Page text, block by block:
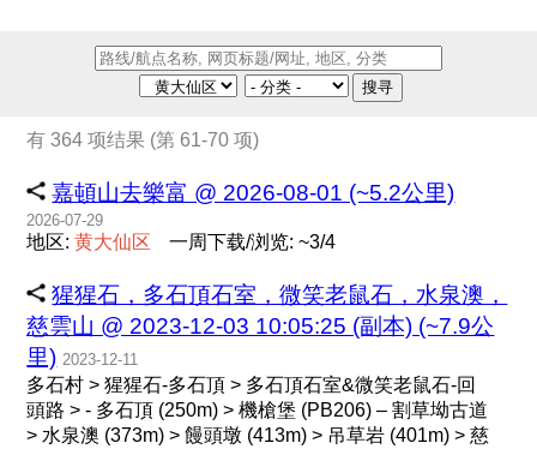
搜寻
有 364 项结果 (第 61-70 项)
嘉頓山去樂富 @ 2026-08-01 (~5.2公里)
2026-07-29
地区:黄大仙区 一周下载/浏览: ~3/4
猩猩石，多石頂石室，微笑老鼠石，水泉澳，
慈雲山 @ 2023-12-03 10:05:25 (副本) (~7.9公
里) 2023-12-11
多石村 > 猩猩石-多石頂 > 多石頂石室&微笑老鼠石-回
頭路 > - 多石頂 (250m) > 機槍堡 (PB206) – 割草坳古道
> 水泉澳 (373m) > 饅頭墩 (413m) > 吊草岩 (401m) > 慈